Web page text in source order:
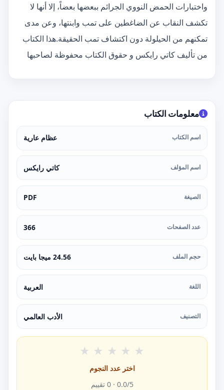
واختبارات الحمض النووي الجرائم ببعضها بعضاً، إلا أنها لا
تكشف النقاب عن الضاغطين على تمب وابنتها، وعن مدى
تمكنهم من الحيلولة دون اكتشاف تمب الحقيقة.هذا الكتاب
من تأليف كاتي رايكس و حقوق الكتاب محفوظة لصاحبها
معلومات الكتاب
اسم الكتاب عظام عارية
اسم المؤلف كاتي رايكس
الصيغة PDF
عدد الصفحات 366
حجم الملف 24.56 ميجا بايت
اللغة العربية
التصنيف الأدب العالمي
★ ★ ★ ★ ★
اختر عدد النجوم
0.0/5 ·
0 تقييم